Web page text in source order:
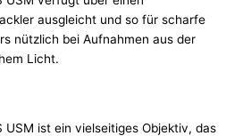
ausgleicht und so für scharfe
nützlich bei Aufnahmen aus der
Licht.
USM ist ein vielseitiges Objektiv, das